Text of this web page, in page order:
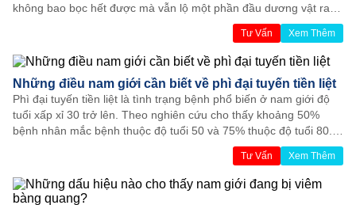
không bao bọc hết được mà vẫn lộ một phần đầu dương vật ra
ngoài. Dạo gần đây em thấy hơi ngứa ở ‘chỗ đó’và lớp da bao
quy đầu sưng đỏ lên rất đau và khó chịu. Em chỉ mới 18 tuổi thôi
và rất hoang mang không biết mình bị như vậy thì có vô sinh
không bác sĩ? Mong bác sĩ giải đáp sớm giúp em.”
Tư Vấn Xem Thêm
Những điều nam giới cần biết về phì đại tuyến tiền liệt
Phì đại tuyến tiền liệt là tình trạng bệnh phổ biến ở nam giới độ
tuổi xấp xỉ 30 trở lên. Theo nghiên cứu cho thấy khoảng 50%
bệnh nhân mắc bệnh thuộc độ tuổi 50 và 75% thuộc độ tuổi 80.
Do đó từ bây giờ dù còn trẻ hay đã già thì mọi người cũng cần
biết tổng quan về bệnh để kịp thời phát hiện nguy cơ tiềm ẩn và
sớm chữa trị.
Tư Vấn Xem Thêm